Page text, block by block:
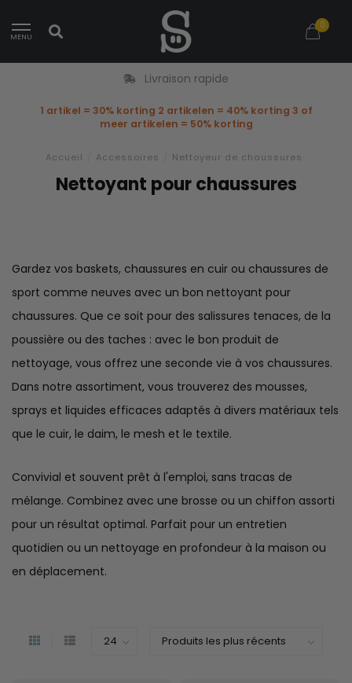
MENU
0
Livraison rapide
1 artikel = 30% korting 2 artikelen = 40% korting 3 of
meer artikelen = 50% korting
Accueil Accessoires Nettoyeur de chaussures
Nettoyant pour chaussures
Gardez vos baskets, chaussures en cuir ou chaussures de
sport comme neuves avec un bon nettoyant pour
chaussures. Que ce soit pour des salissures tenaces, de la
poussière ou des taches : avec le bon produit de
nettoyage, vous offrez une seconde vie à vos chaussures.
Dans notre assortiment, vous trouverez des mousses,
sprays et liquides efficaces adaptés à divers matériaux tels
que le cuir, le daim, le mesh et le textile.
Convivial et souvent prêt à l'emploi, sans tracas de
mélange. Combinez avec une brosse ou un chiffon assorti
pour un résultat optimal. Parfait pour un entretien
quotidien ou un nettoyage en profondeur à la maison ou
en déplacement.